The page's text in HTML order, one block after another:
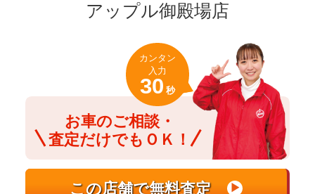
アップル御殿場店
お車のご相談・
査定だけでもＯＫ！
カンタン
入力
30 秒